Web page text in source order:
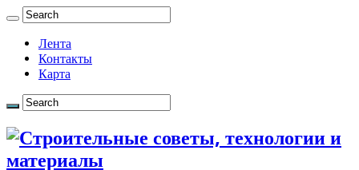
Лента
Контакты
Карта